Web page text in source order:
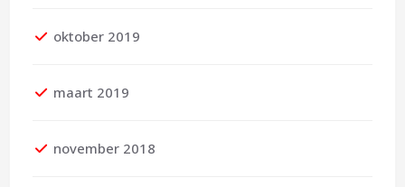
oktober 2019
maart 2019
november 2018